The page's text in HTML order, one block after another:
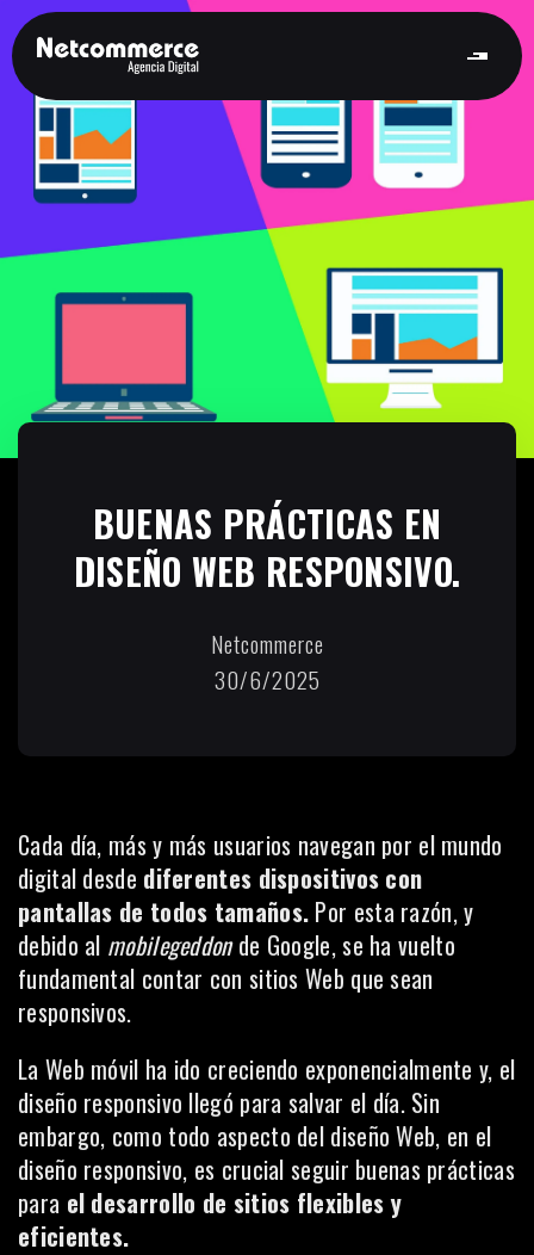
BUENAS PRÁCTICAS EN
DISEÑO WEB RESPONSIVO.
Netcommerce
30/6/2025
Cada día, más y más usuarios navegan por el mundo
digital desde diferentes dispositivos con
pantallas de todos tamaños. Por esta razón, y
debido al mobilegeddonde Google, se ha vuelto
fundamental contar con sitios Web que sean
responsivos.
La Web móvil ha ido creciendo exponencialmente y, el
diseño responsivo llegó para salvar el día. Sin
embargo, como todo aspecto del diseño Web, en el
diseño responsivo, es crucial seguir buenas prácticas
para el desarrollo de sitios flexibles y
eficientes.